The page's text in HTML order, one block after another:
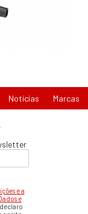
Notícias Marcas
e a
e